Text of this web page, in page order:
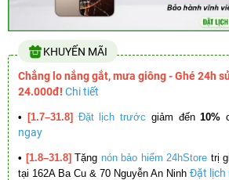
KHUYẾN MÃI
Chẳng lo nắng gắt, mưa giông - Ghé 24h
24.000đ! Chi tiết
• [1.7–31.8] Đặt lịch trước giảm đến10%
ngay
• [1.8–31.8] Tặng nón bảo hiểm 24hStore trị
tại 162A Ba Cu & 70 Nguyễn An Ninh Đặt lịch